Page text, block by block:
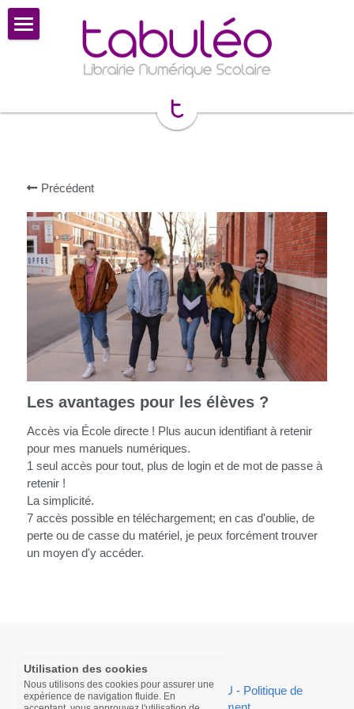
📚 CATALOGUE
Lib Manuels
BELIN Manuel max
Flex Manuel
Projet Voltaire
Solaire
🆘 AIDE ET ASSISTANCE
📅 Reserver une visio de 30 MIN
💡Label Excellence Numérique
Précédent
Les avantages pour les élèves ?
Accès via École directe ! Plus aucun identifiant à retenir
pour mes manuels numériques.
1 seul accès pour tout, plus de login et de mot de passe à
retenir !
La simplicité.
7 accès possible en téléchargement; en cas d'oublie, de
perte ou de casse du matériel, je peux forcément trouver
un moyen d'y accéder.
Presse/Actu | Mention légale - CGU - Politique de
CATÉGORIES DE BLOG
acceptant, vous approuvez l'utilisation de
cookies. En savoir plus
Accepter tout
Paramètres